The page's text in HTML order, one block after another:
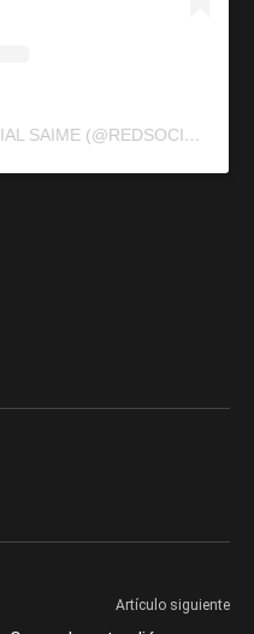
A POST SHARED BY RED SOCIAL SAIME (@REDSOCIALSAIME)
Artículo siguiente